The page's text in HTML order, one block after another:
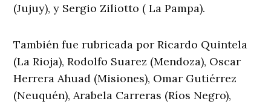
(Jujuy), y Sergio Ziliotto ( La Pampa).
También fue rubricada por Ricardo Quintela
(La Rioja), Rodolfo Suarez (Mendoza), Oscar
Herrera Ahuad (Misiones), Omar Gutiérrez
(Neuquén), Arabela Carreras (Ríos Negro),